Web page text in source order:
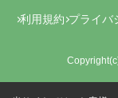
利用規約 プライバ